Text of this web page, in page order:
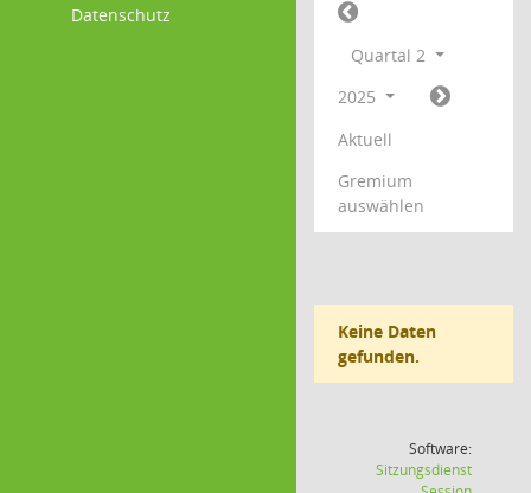
Datenschutz
Quartal 2
2025
Aktuell
Gremium
auswählen
Keine Daten
gefunden.
Software:
Sitzungsdienst